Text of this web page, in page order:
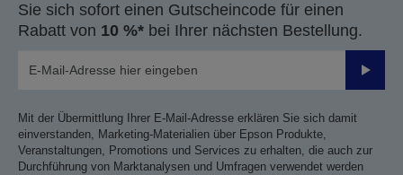
Sie sich sofort einen Gutscheincode für einen
Rabatt von 10 %* bei Ihrer nächsten Bestellung.
Mit der Übermittlung Ihrer E-Mail-Adresse erklären Sie sich damit
einverstanden, Marketing-Materialien über Epson Produkte,
Veranstaltungen, Promotions und Services zu erhalten, die auch zur
Durchführung von Marktanalysen und Umfragen verwendet werden